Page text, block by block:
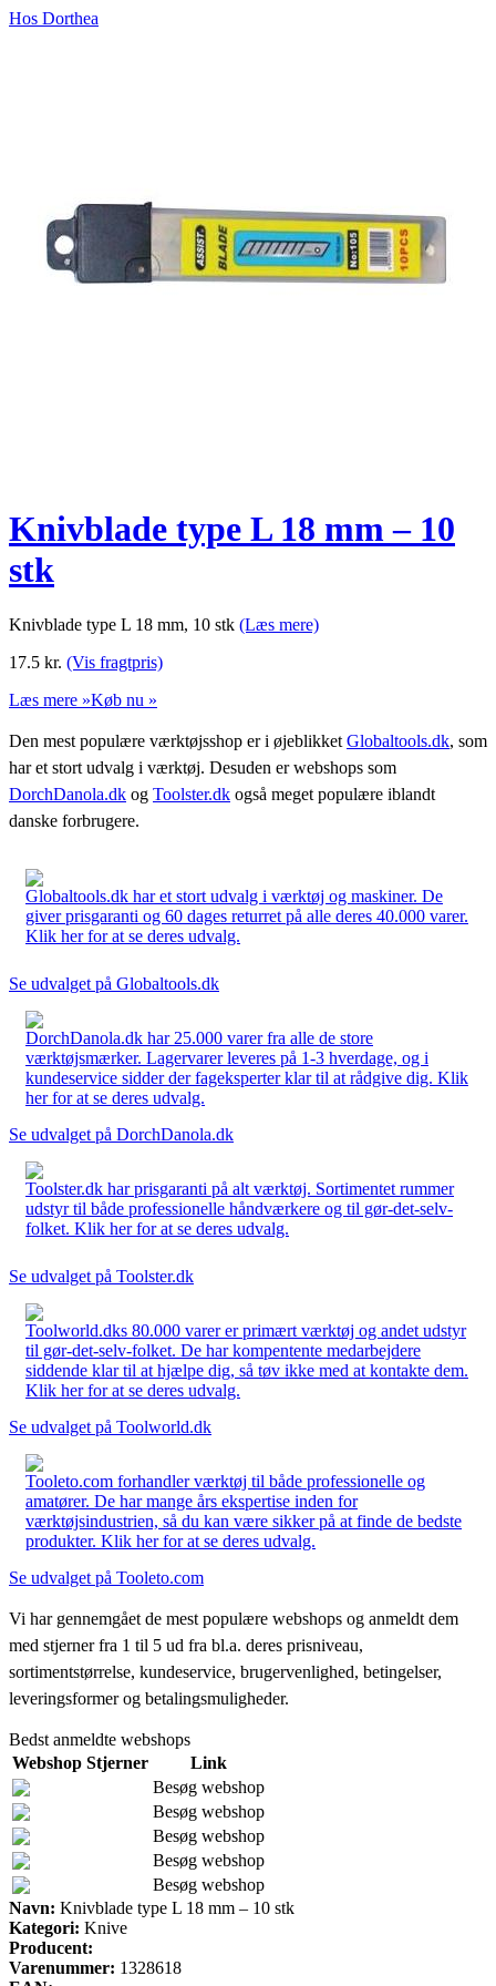
Hos Dorthea
Knivblade type L 18 mm – 10
stk
Knivblade type L 18 mm, 10 stk (Læs mere)
17.5 kr. (Vis fragtpris)
Læs mere »Køb nu »
Den mest populære værktøjsshop er i øjeblikket Globaltools.dk, som
har et stort udvalg i værktøj. Desuden er webshops som
DorchDanola.dk og Toolster.dk også meget populære iblandt
danske forbrugere.
Globaltools.dk har et stort udvalg i værktøj og maskiner. De
giver prisgaranti og 60 dages returret på alle deres 40.000 varer.
Klik her for at se deres udvalg.
Se udvalget på Globaltools.dk
DorchDanola.dk har 25.000 varer fra alle de store
værktøjsmærker. Lagervarer leveres på 1-3 hverdage, og i
kundeservice sidder der fageksperter klar til at rådgive dig. Klik
her for at se deres udvalg.
Se udvalget på DorchDanola.dk
Toolster.dk har prisgaranti på alt værktøj. Sortimentet rummer
udstyr til både professionelle håndværkere og til gør-det-selv-
folket. Klik her for at se deres udvalg.
Se udvalget på Toolster.dk
Toolworld.dks 80.000 varer er primært værktøj og andet udstyr
til gør-det-selv-folket. De har kompentente medarbejdere
siddende klar til at hjælpe dig, så tøv ikke med at kontakte dem.
Klik her for at se deres udvalg.
Se udvalget på Toolworld.dk
Tooleto.com forhandler værktøj til både professionelle og
amatører. De har mange års ekspertise inden for
værktøjsindustrien, så du kan være sikker på at finde de bedste
produkter. Klik her for at se deres udvalg.
Se udvalget på Tooleto.com
Vi har gennemgået de mest populære webshops og anmeldt dem
med stjerner fra 1 til 5 ud fra bl.a. deres prisniveau,
sortimentstørrelse, kundeservice, brugervenlighed, betingelser,
leveringsformer og betalingsmuligheder.
Bedst anmeldte webshops
Webshop Stjerner
Link
Besøg webshop
Besøg webshop
Besøg webshop
Besøg webshop
Besøg webshop
Navn: Knivblade type L 18 mm – 10 stk
Kategori: Knive
Producent:
Varenummer: 1328618